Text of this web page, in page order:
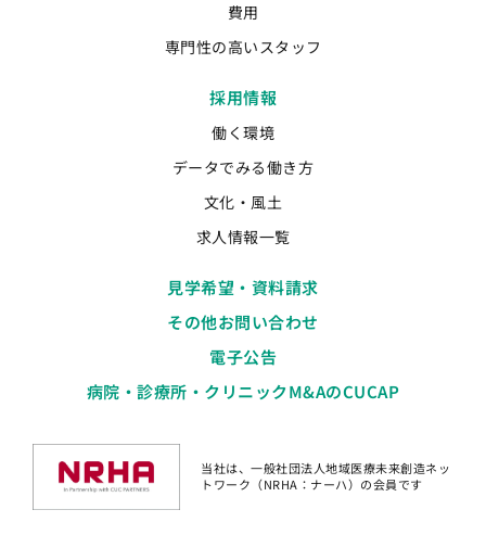
費用
専門性の高いスタッフ
採用情報
働く環境
データでみる働き方
文化・風土
求人情報一覧
見学希望・資料請求
その他お問い合わせ
電子公告
病院・診療所・クリニックM&AのCUCAP
当社は、一般社団法人地域医療未来創造ネッ
トワーク（NRHA：ナーハ）の会員です